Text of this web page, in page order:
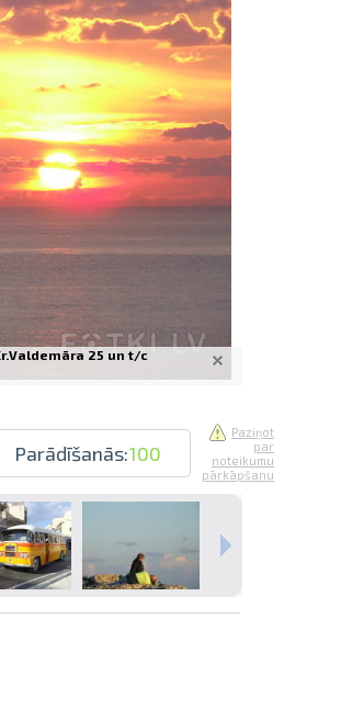
tiešsaistē
veidi jūsu foto
25 un t/c
Parādīšanās:100
Paziņot
par
noteikumu
pārkāpšanu